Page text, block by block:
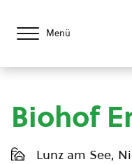
Menü
Biohof
Lunz am See,